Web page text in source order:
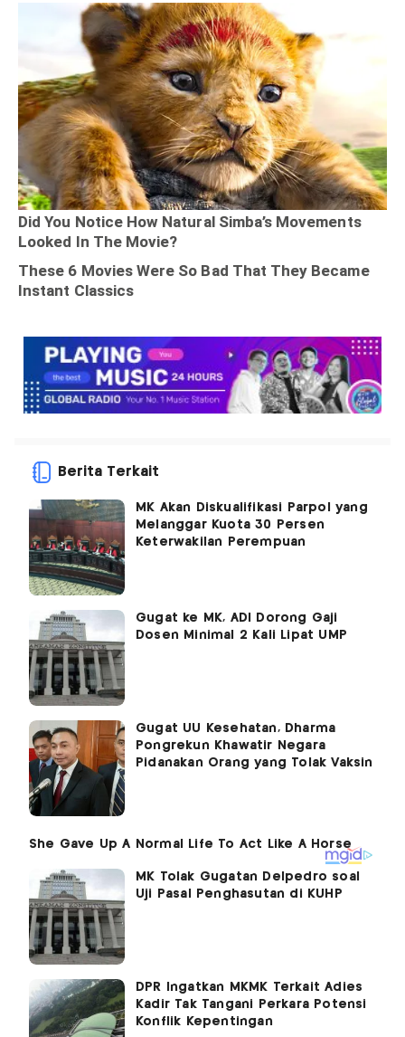
Berita Terkait
MK Akan Diskualifikasi Parpol yang
Melanggar Kuota 30 Persen
Keterwakilan Perempuan
Gugat ke MK, ADI Dorong Gaji
Dosen Minimal 2 Kali Lipat UMP
Gugat UU Kesehatan, Dharma
Pongrekun Khawatir Negara
Pidanakan Orang yang Tolak Vaksin
MK Tolak Gugatan Delpedro soal
Uji Pasal Penghasutan di KUHP
DPR Ingatkan MKMK Terkait Adies
Kadir Tak Tangani Perkara Potensi
Konflik Kepentingan